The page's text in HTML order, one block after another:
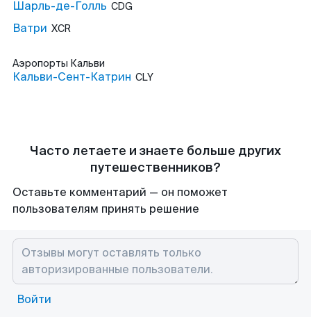
Шарль-де-Голль CDG
Ватри XCR
Аэропорты Кальви
Кальви-Сент-Катрин CLY
Часто летаете и знаете больше других
путешественников?
Оставьте комментарий — он поможет
пользователям принять решение
Войти